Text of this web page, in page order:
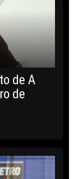
de A
de